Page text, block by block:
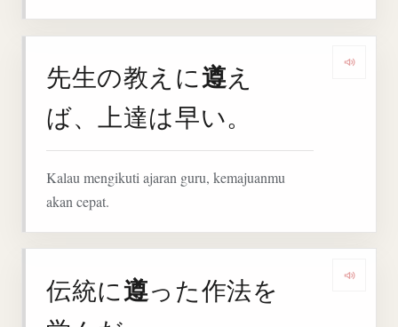
先生の教えに遵え
ば、上達は早い。
Kalau mengikuti ajaran guru, kemajuanmu
akan cepat.
伝統に遵った作法を